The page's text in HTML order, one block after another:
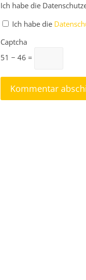
Ich habe die
Ich habe die
Captcha
51 − 46 =